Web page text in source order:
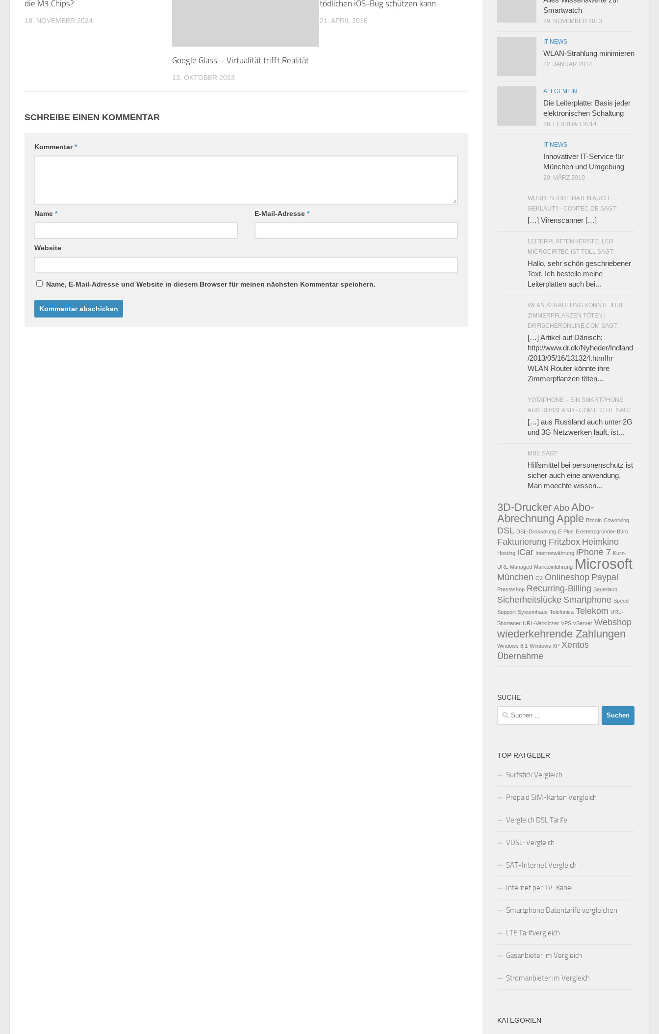
die M3 Chips?
18. NOVEMBER 2024
Google Glass – Virtualität trifft Realität
13. OKTOBER 2013
tödlichen iOS-Bug schützen kann
21. APRIL 2016
SCHREIBE EINEN KOMMENTAR
Kommentar*
Name * E-Mail-Adresse*
Website
Name, E-Mail-Adresse und Website in diesem Browser für meinen nächsten Kommentar speichern.
Smartwatch
29. NOVEMBER 2013
IT-NEWS
WLAN-Strahlung minimieren
22. JANUAR 2014
ALLGEMEIN
Die Leiterplatte: Basis jeder
elektronischen Schaltung
28. FEBRUAR 2014
IT-NEWS
Innovativer IT-Service für
München und Umgebung
20. MÄRZ 2010
WURDEN IHRE DATEN AUCH
GEKLAUT? - COMTEC.DE SAGT:
[…] Virenscanner […]
LEITERPLATTENHERSTELLER
MICROCIRTEC IST TOLL SAGT:
Hallo, sehr schön geschriebener
Text. Ich bestelle meine
Leiterplatten auch bei...
WLAN STRAHLUNG KÖNNTE IHRE
ZIMMERPFLANZEN TÖTEN |
DRFISCHERONLINE.COM SAGT:
[…] Artikel auf Dänisch:
http://www.dr.dk/Nyheder/Indland
/2013/05/16/131324.htmIhr
WLAN Router könnte ihre
Zimmerpflanzen töten...
YOTAPHONE – EIN SMARTPHONE
AUS RUSSLAND - COMTEC.DE SAGT:
[…] aus Russland auch unter 2G
und 3G Netzwerken läuft, ist...
MBE SAGT:
Hilfsmittel bei personenschutz ist
sicher auch eine anwendung.
Man moechte wissen...
3D-Drucker Abo Abo-
Abrechnung Apple Bitcoin Coworking
DSL DSL-Drosselung E-Plus Existenzgründer-Büro
Fakturierung Fritzbox Heimkino
Hosting iCar Internetwährung iPhone 7 Kurz-
URL Managed Markteinführung Microsoft
München O2 Onlineshop Paypal
Prestashop Recurring-Billing Sauerlach
Sicherheitslücke Smartphone Speed
Support Systemhaus Telefonica Telekom URL-
Shortener URL-Verkürzer VPS vServer Webshop
wiederkehrende Zahlungen
Windows 8.1 Windows XP Xentos
Übernahme
SUCHE
Suchen
nach:
TOP RATGEBER
Surfstick Vergleich
Prepaid SIM-Karten Vergleich
Vergleich DSL Tarife
VDSL-Vergleich
SAT-Internet Vergleich
Internet per TV-Kabel
Smartphone Datentarife vergleichen
LTE Tarifvergleich
Gasanbieter im Vergleich
Stromanbieter im Vergleich
KATEGORIEN